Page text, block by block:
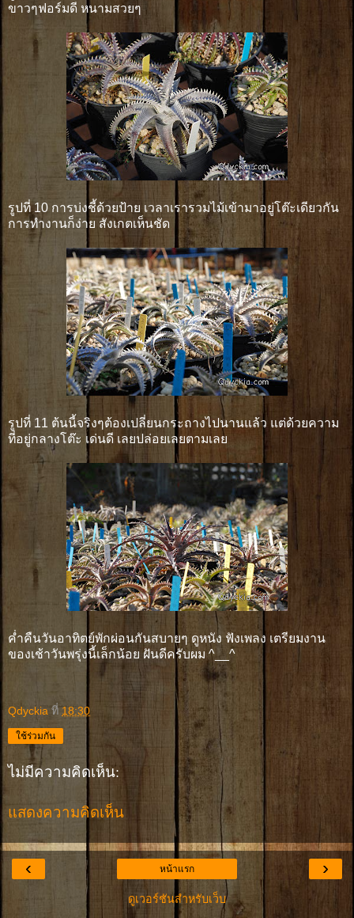
ขาวๆฟอร์มดี หนามสวยๆ
รูปที่ 10 การบ่งชี้ด้วยป้าย เวลาเรารวมไม้เข้ามาอยู่โต๊ะเดียวกัน
การทำงานก็ง่าย สังเกตเห็นชัด
รูปที่ 11 ต้นนี้จริงๆต้องเปลี่ยนกระถางไปนานแล้ว แต่ด้วยความ
ที่อยู่กลางโต๊ะ เด่นดี เลยปล่อยเลยตามเลย
ค่ำคืนวันอาทิตย์พักผ่อนกันสบายๆ ดูหนัง ฟังเพลง เตรียมงาน
ของเช้าวันพรุ่งนี้เล็กน้อย ฝันดีครับผม ^__^
Qdyckia ที่ 18:30
ใช้ร่วมกัน
ไม่มีความคิดเห็น:
แสดงความคิดเห็น
‹ ›
หน้าแรก
ดูเวอร์ชันสำหรับเว็บ